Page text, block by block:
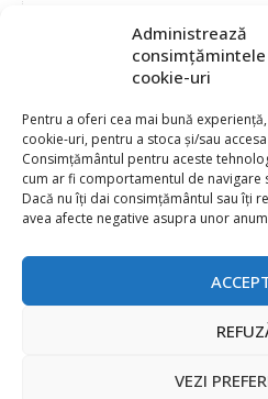
Administrează
cookie-uri
Pentru a oferi cea mai bună
cookie-uri, pentru a stoca și/sau
Consimțământul pentru aceste
cum ar fi comportamentul de navigare
Dacă nu îți dai consimțământul sau îți
avea afecte negative asupra unor
VEZI
Analog Devices
Anritsu Corporation
Ansys
APS
Arduino
Arm
Asentics
ASM
ATEN International
ATTEND Technology
Contact
Abonament la revista